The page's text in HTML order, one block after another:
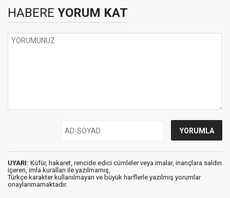
HABERE YORUM KAT
UYARI: Küfür, hakaret, rencide edici cümleler veya imalar, inançlara saldırı
içeren, imla kuralları ile yazılmamış,
Türkçe karakter kullanılmayan ve büyük harflerle yazılmış yorumlar
onaylanmamaktadır.